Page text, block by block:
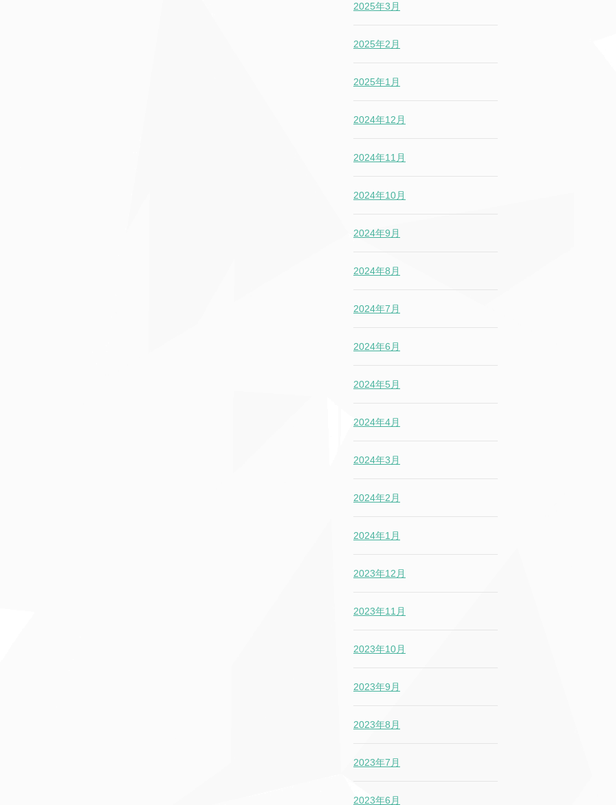
2025年3月
2025年2月
2025年1月
2024年12月
2024年11月
2024年10月
2024年9月
2024年8月
2024年7月
2024年6月
2024年5月
2024年4月
2024年3月
2024年2月
2024年1月
2023年12月
2023年11月
2023年10月
2023年9月
2023年8月
2023年7月
2023年6月